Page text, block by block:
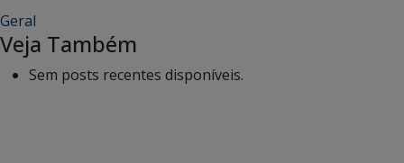
Geral
Veja Também
Sem posts recentes disponíveis.